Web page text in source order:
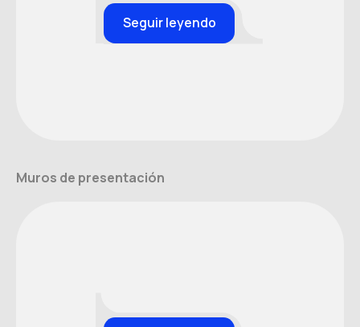
Seguir leyendo
Muros de presentación